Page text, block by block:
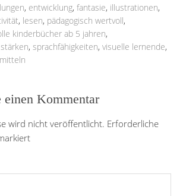
, entwicklung, fantasie, illustrationen,
, lesen, pädagogisch wertvoll,
kinderbücher ab 5 jahren,
, sprachfähigkeiten, visuelle lernende,
einen Kommentar
wird nicht veröffentlicht. Erforderliche